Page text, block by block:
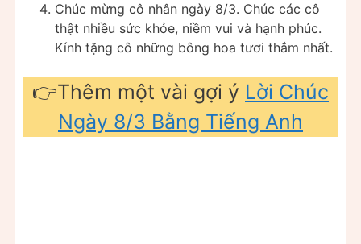
Chúc mừng cô nhân ngày 8/3. Chúc các cô
thật nhiều sức khỏe, niềm vui và hạnh phúc.
Kính tặng cô những bông hoa tươi thắm nhất.
👉Thêm một vài gợi ý Lời Chúc
Ngày 8/3 Bằng Tiếng Anh